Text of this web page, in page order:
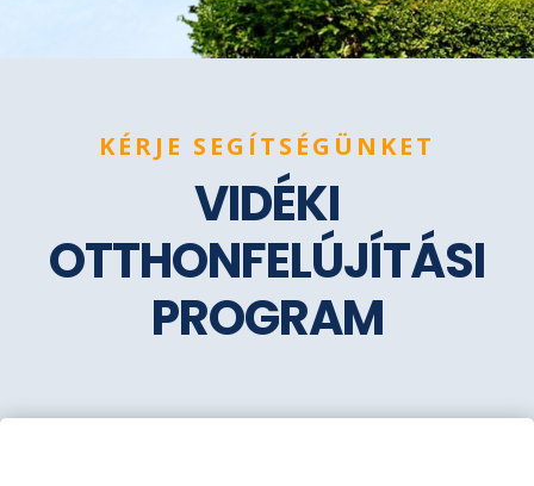
KÉRJE SEGÍTSÉGÜNKET
VIDÉKI
OTTHONFELÚJÍTÁSI
PROGRAM